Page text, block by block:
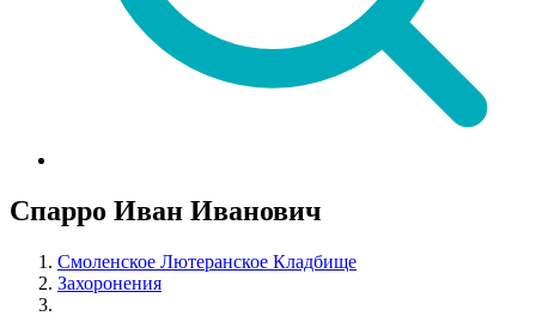
Спарро Иван Иванович
Смоленское Лютеранское Кладбище
Захоронения